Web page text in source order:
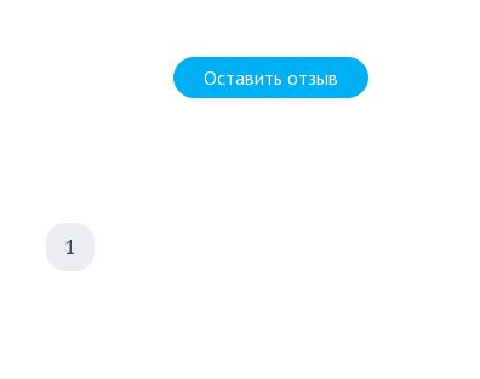
Оставить отзыв
1